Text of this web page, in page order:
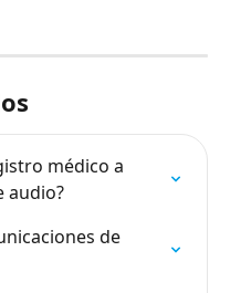
médico a
audio?
de